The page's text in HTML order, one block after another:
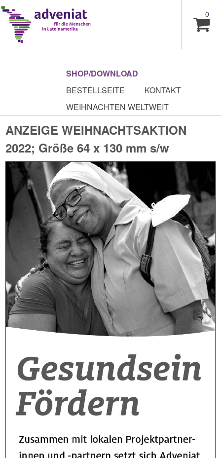
0
SHOP/DOWNLOAD
BESTELLSEITE
KONTAKT
WEIHNACHTEN WELTWEIT
ANZEIGE WEIHNACHTSAKTION
2022; Größe 64 x 130 mm s/w